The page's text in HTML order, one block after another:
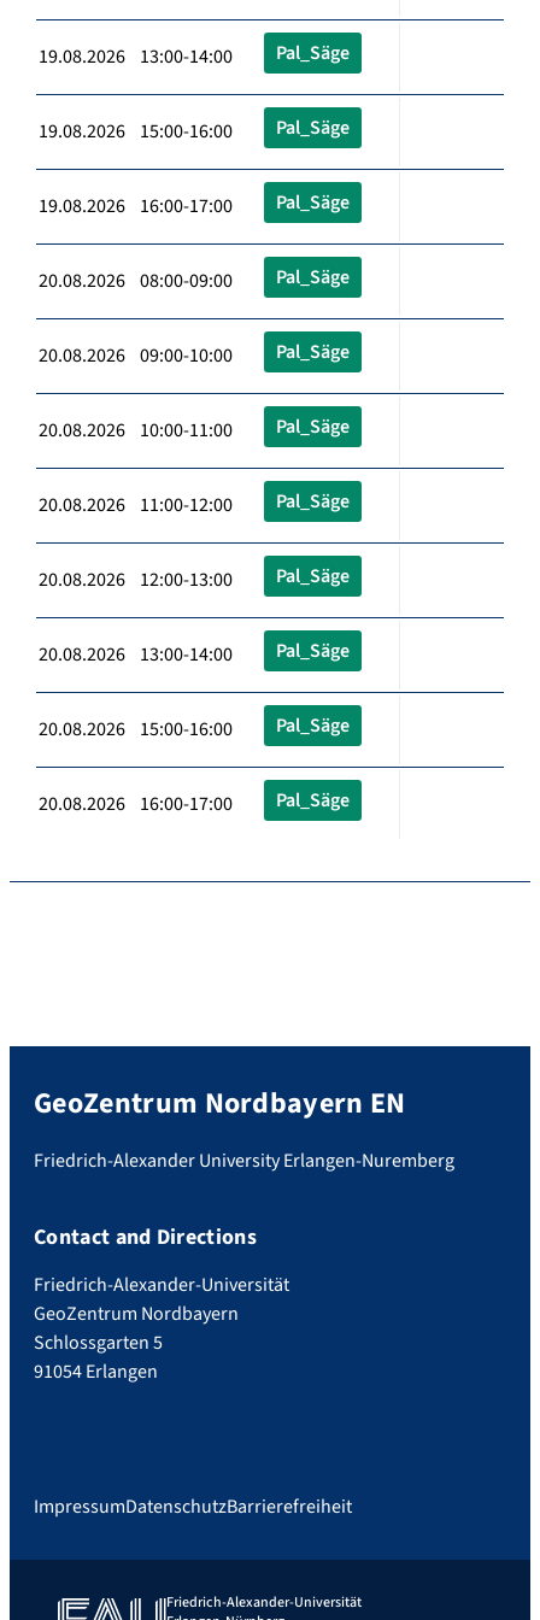
19.08.2026 13:00-14:00 Pal_Säge
19.08.2026 15:00-16:00 Pal_Säge
19.08.2026 16:00-17:00 Pal_Säge
20.08.2026 08:00-09:00 Pal_Säge
20.08.2026 09:00-10:00 Pal_Säge
20.08.2026 10:00-11:00 Pal_Säge
20.08.2026 11:00-12:00 Pal_Säge
20.08.2026 12:00-13:00 Pal_Säge
20.08.2026 13:00-14:00 Pal_Säge
20.08.2026 15:00-16:00 Pal_Säge
20.08.2026 16:00-17:00 Pal_Säge
GeoZentrum Nordbayern EN
Friedrich-Alexander University Erlangen-Nuremberg
Contact and Directions
Friedrich-Alexander-Universität
GeoZentrum Nordbayern
Schlossgarten 5
91054 Erlangen
ImpressumDatenschutzBarrierefreiheit
Friedrich-Alexander-Universität